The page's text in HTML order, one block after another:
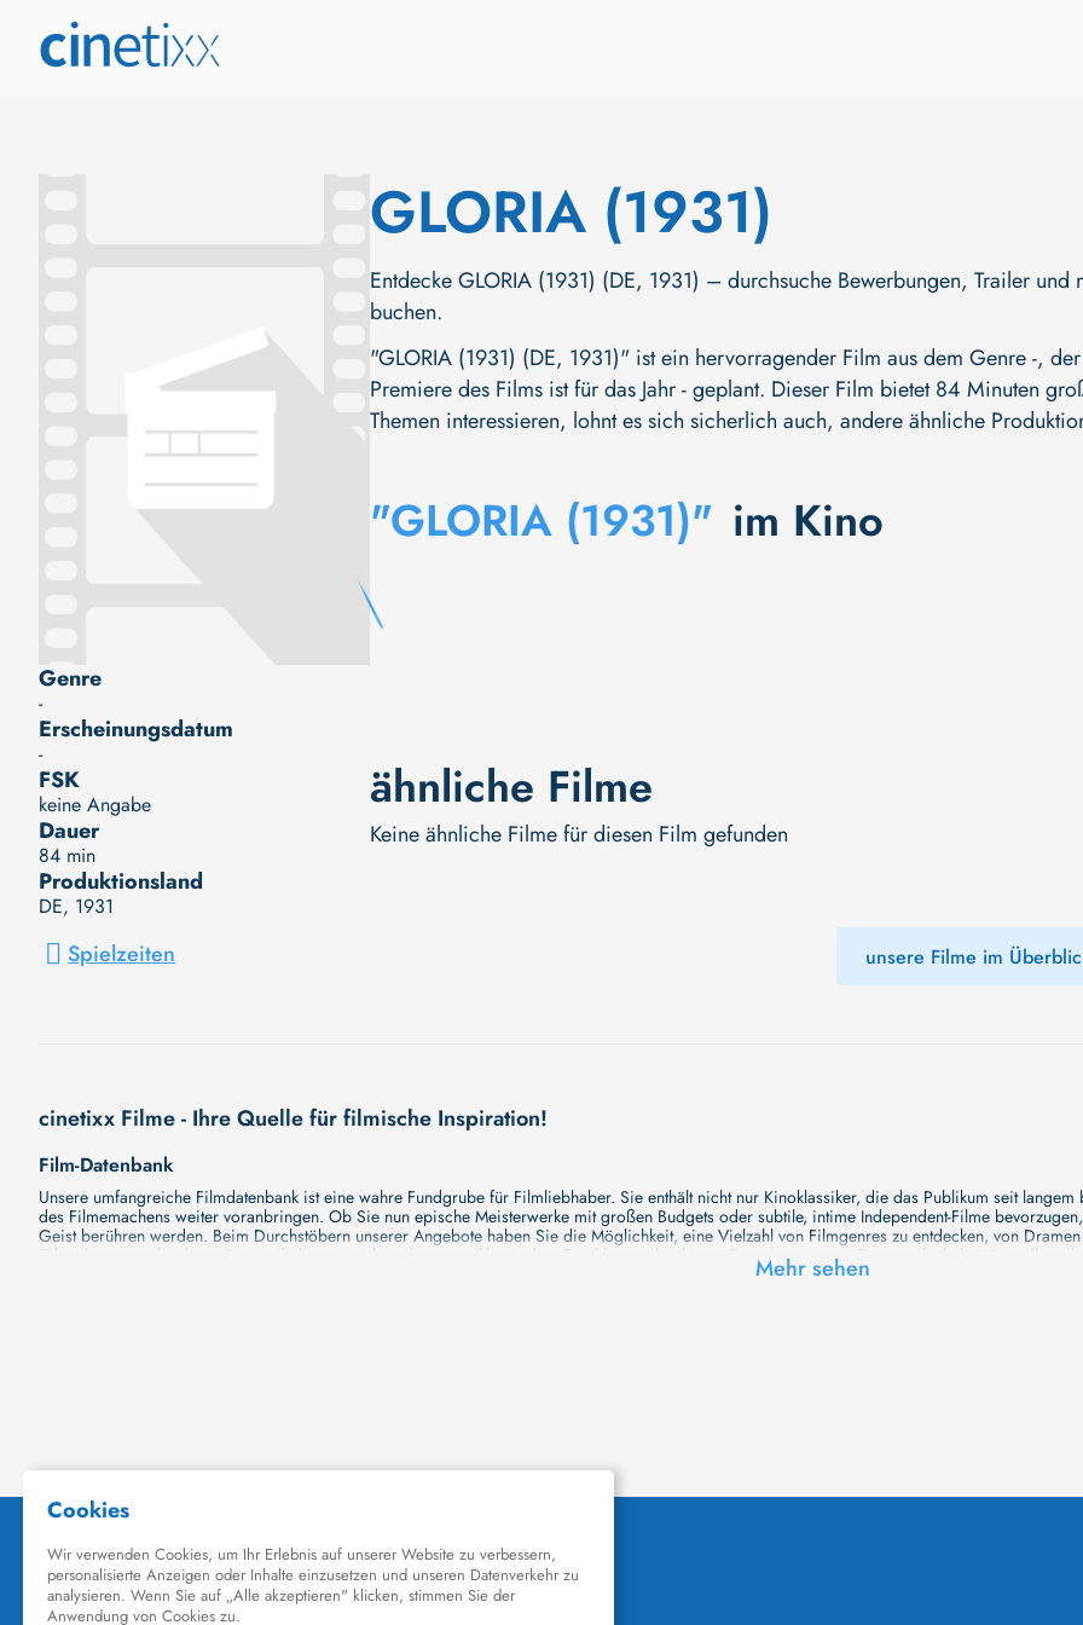
Genre
-
Erscheinungsdatum
-
FSK
keine Angabe
Dauer
84 min
Produktionsland
DE, 1931
Spielzeiten
GLORIA (1931)
Entdecke GLORIA (1931) (DE, 1931) – durchsuche Bewerbungen, Trailer
buchen.
"GLORIA (1931) (DE, 1931)" ist ein hervorragender Film aus dem Genre -,
Premiere des Films ist für das Jahr - geplant. Dieser Film bietet 84 Minuten
Themen interessieren, lohnt es sich sicherlich auch, andere ähnliche
"GLORIA (1931)" im Kino
ähnliche Filme
Keine ähnliche Filme für diesen Film gefunden
unsere Filme im
cinetixx Filme - Ihre Quelle für filmische Inspiration!
Film-Datenbank
Unsere umfangreiche Filmdatenbank ist eine wahre Fundgrube für Filmliebhaber. Sie enthält nicht nur Kinoklassiker, die das Publikum seit
des Filmemachens weiter voranbringen. Ob Sie nun epische Meisterwerke mit großen Budgets oder subtile, intime Independent-Filme
Geist berühren werden. Beim Durchstöbern unserer Angebote haben Sie die Möglichkeit, eine Vielzahl von Filmgenres zu entdecken, von
Erkundung verschiedener Regiestile kommt nicht zu kurz, von klassischen Erzählungen bis hin zu Experimenten mit Form und Inhalt. Wir wollen,
Hollywood-Hits findet. Natürlich gibt es auch diese, aber darüber hinaus bemühen wir uns, Meisterwerke des unabhängigen Kinos zu zeigen,
Datenbank mit Schauspielern zu erkunden und ihre außergewöhnlichen Werke zu entdecken!
Kino-Datenbank
Planen Sie bald einen Kinobesuch? Ob Sie nun Lust auf eine große Premiere in einem hochmodernen Kinosaal haben oder die Atmosphäre
Kinodatenbank finden Sie alle Informationen, die Sie brauchen. Wir von cinetixx Filme laden Sie ein, sich über das Programm der
Filme zu sehen und Ihre Tickets online zu buchen. Dank unserer Plattform können Sie ganz einfach herausfinden, welches Kino in Ihrer Nähe die
Mehr sehen